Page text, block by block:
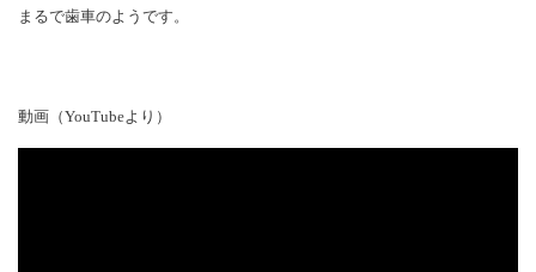
まるで歯車のようです。
動画（YouTubeより）